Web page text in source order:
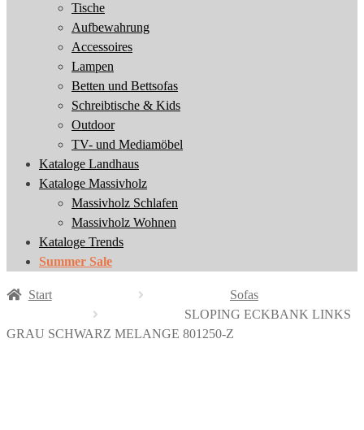
Tische
Aufbewahrung
Accessoires
Lampen
Betten und Bettsofas
Schreibtische & Kids
Outdoor
TV- und Mediamöbel
Kataloge Landhaus
Kataloge Massivholz
Massivholz Schlafen
Massivholz Wohnen
Kataloge Trends
Summer Sale
Start
Sofas
SLOPING ECKBANK LINKS
GRAU SCHWARZ MELANGE 801250-Z